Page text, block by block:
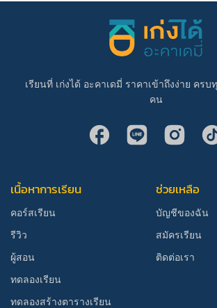
เรียนที่ เก่งได้ อะคาเดมี่ ราคาเข้าถึงง่าย ครบ
คน
เนื้อหาการเรียน
คอร์สเรียน
รีวิว
ผู้สอน
ทดลองเรียน
ทดลองสร้างตารางเรียน
ช่วยเหลือ
บัญชีของฉัน
สมัครเรียน
ติดต่อเรา